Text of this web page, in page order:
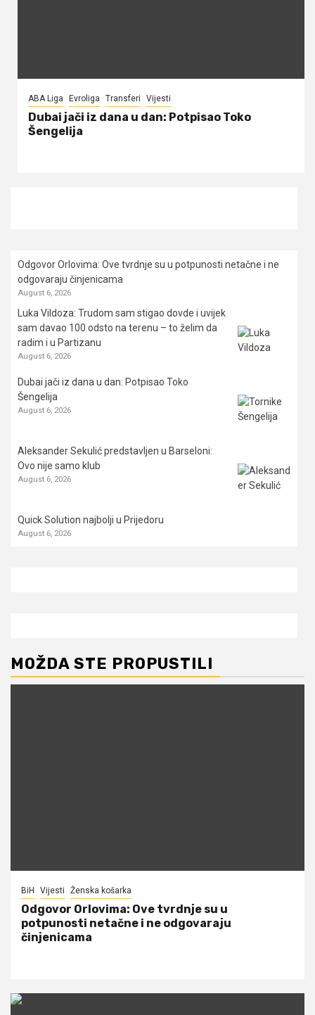
ABA Liga Evroliga Transferi Vijesti
Dubai jači iz dana u dan: Potpisao Toko
Šengelija
Odgovor Orlovima: ​Ove tvrdnje su u potpunosti netačne i ne
odgovaraju činjenicama
August 6, 2026
Luka Vildoza: Trudom sam stigao dovde i uvijek
sam davao 100 odsto na terenu – to želim da
radim i u Partizanu
August 6, 2026
Dubai jači iz dana u dan: Potpisao Toko
Šengelija
August 6, 2026
Aleksander Sekulić predstavljen u Barseloni:
Ovo nije samo klub
August 6, 2026
Quick Solution najbolji u Prijedoru
August 6, 2026
MOŽDA STE PROPUSTILI
BiH Vijesti Ženska košarka
Odgovor Orlovima: ​Ove tvrdnje su u
potpunosti netačne i ne odgovaraju
činjenicama